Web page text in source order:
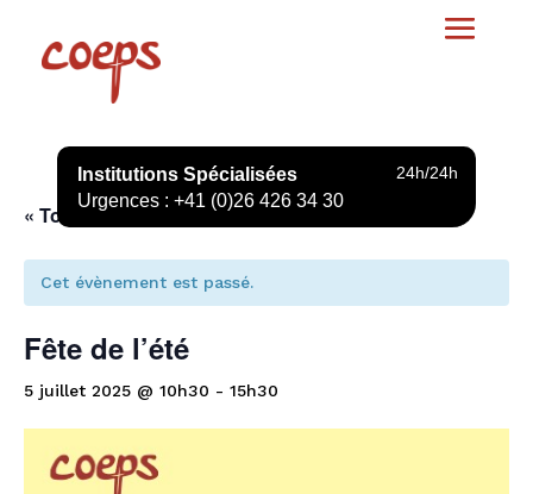
« Tous les Évènements
Cet évènement est passé.
Fête de l’été
5 juillet 2025 @ 10h30 - 15h30
Institutions Spécialisées
Urgences : +41 (0)26 426 34 30
24h/24h